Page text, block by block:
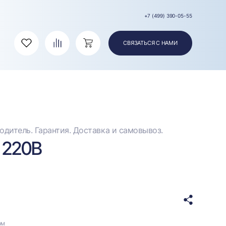
+7 (499) 390-05-55
Избранное СравнениеКорзина СВЯЗАТЬСЯ С НАМИ
Гарантия. Доставка и самовывоз.
220В